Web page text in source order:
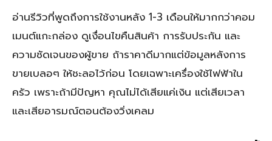
อ่านรีวิวที่พูดถึงการใช้งานหลัง 1-3 เดือนให้มากกว่าคอม
เมนต์แกะกล่อง ดูเงื่อนไขคืนสินค้า การรับประกัน และ
ความชัดเจนของผู้ขาย ถ้าราคาดีมากแต่ข้อมูลหลังการ
ขายเบลอๆ ให้ชะลอไว้ก่อน โดยเฉพาะเครื่องใช้ไฟฟ้าใน
ครัว เพราะถ้ามีปัญหา คุณไม่ได้เสียแค่เงิน แต่เสียเวลา
และเสียอารมณ์ตอนต้องวิ่งเคลม